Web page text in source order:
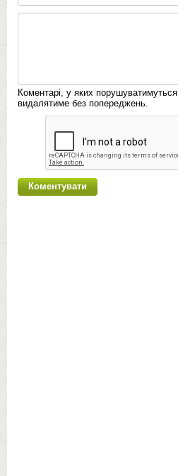
Коментарі, у яких порушуватимуться
видалятиме без попереджень.